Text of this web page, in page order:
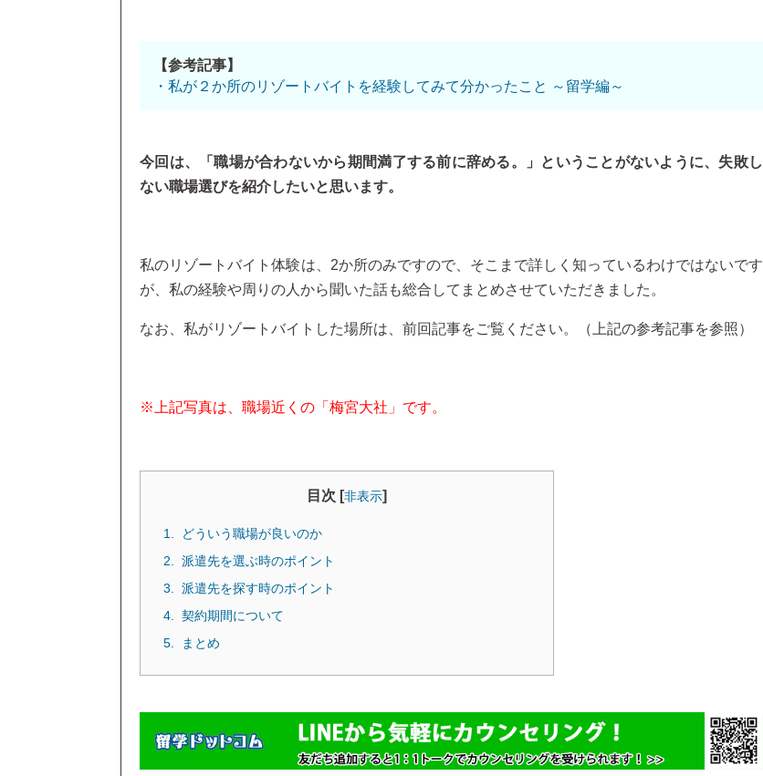
【参考記事】
・私が２か所のリゾートバイトを経験してみて分かったこと ～留学編～
今回は、「職場が合わないから期間満了する前に辞める。」ということがないように、失敗し
ない職場選びを紹介したいと思います。
私のリゾートバイト体験は、2か所のみですので、そこまで詳しく知っているわけではないです
が、私の経験や周りの人から聞いた話も総合してまとめさせていただきました。
なお、私がリゾートバイトした場所は、前回記事をご覧ください。（上記の参考記事を参照）
※上記写真は、職場近くの「梅宮大社」です。
目次 [非表示]
どういう職場が良いのか
派遣先を選ぶ時のポイント
派遣先を探す時のポイント
契約期間について
まとめ